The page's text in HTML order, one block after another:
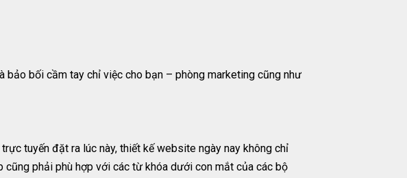
bảo bối cầm tay chỉ việc cho bạn – phòng marketing cũng như
tuyến đặt ra lúc này, thiết kế website ngày nay không chỉ
phải phù hợp với các từ khóa dưới con mắt của các bộ